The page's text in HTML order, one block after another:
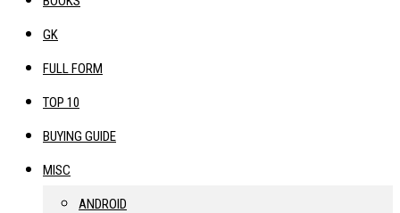
GK
FULL FORM
TOP 10
BUYING GUIDE
MISC
ANDROID